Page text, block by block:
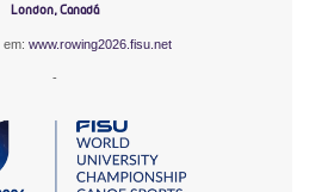
London, Canadá
em: www.rowing2026.fisu.net
-